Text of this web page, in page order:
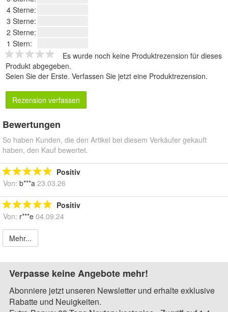
4 Sterne:
3 Sterne:
2 Sterne:
1 Stern:
Es wurde noch keine Produktrezension für dieses
Produkt abgegeben.
Seien Sie der Erste. Verfassen Sie jetzt eine Produktrezension.
Rezension verfassen
Bewertungen
So haben Kunden, die den Artikel bei diesem Verkäufer gekauft
haben, den Kauf bewertet.
Positiv
Von: b***a 23.03.26
Positiv
Von: r***e 04.09.24
Mehr...
Verpasse keine Angebote mehr!
Abonniere jetzt unseren Newsletter und erhalte exklusive
Rabatte und Neuigkeiten.